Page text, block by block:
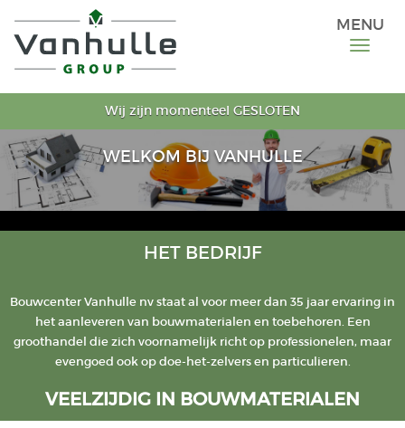
MENU
Wij zijn momenteel GESLOTEN
WELKOM BIJ VANHULLE
HET BEDRIJF
Bouwcenter Vanhulle nv staat al voor meer dan 35 jaar ervaring in
het aanleveren van bouwmaterialen en toebehoren. Een
groothandel die zich voornamelijk richt op professionelen, maar
evengoed ook op doe-het-zelvers en particulieren.
VEELZIJDIG IN BOUWMATERIALEN